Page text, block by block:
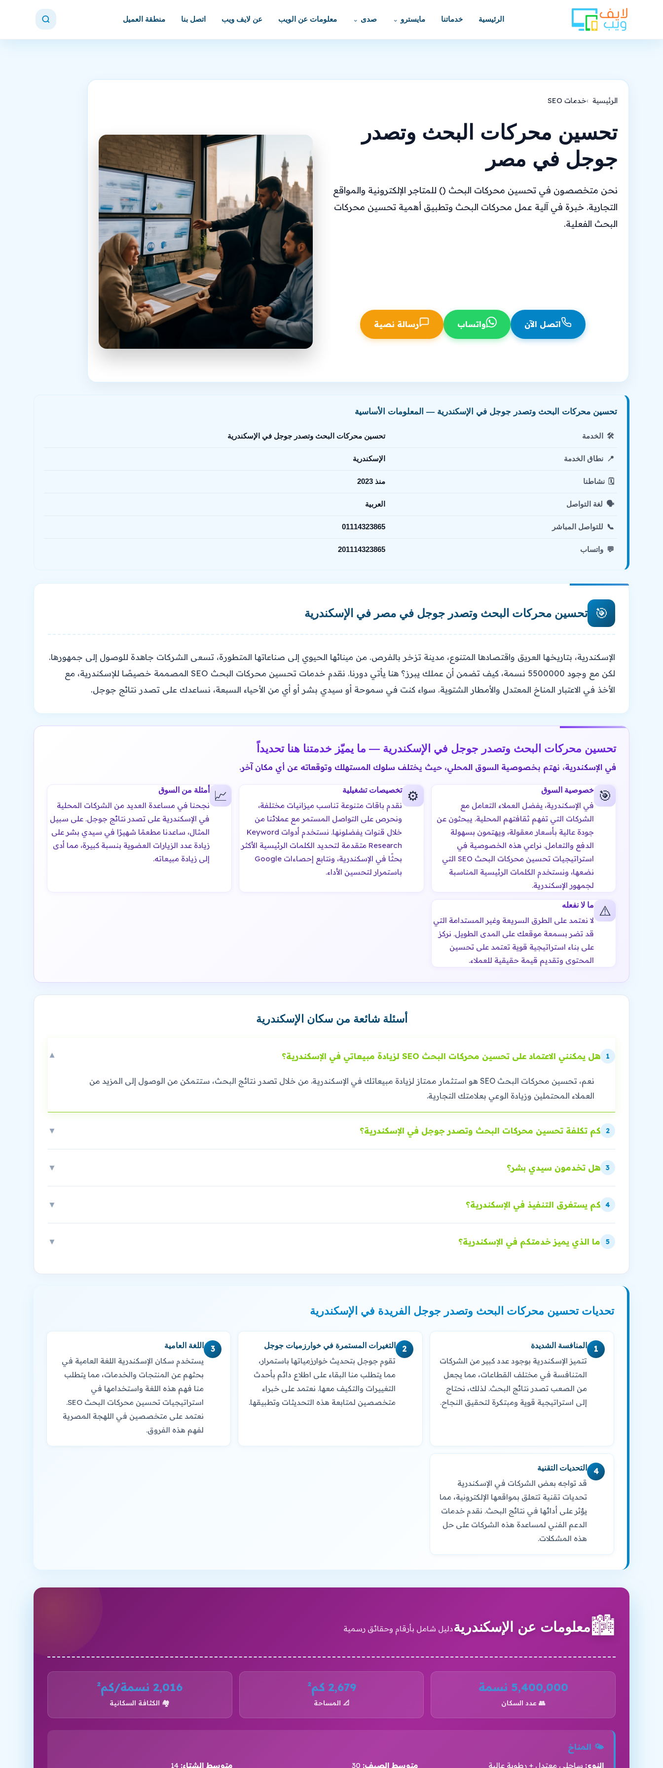
الرئيسية خدماتنا مايسترو صدى معلومات عن الويب عن لايف ويب اتصل بنا منطقة العميل
الرئيسية خدمات SEO
تحسين محركات البحث وتصدر
جوجل في مصر
نحن متخصصون في تحسين محركات البحث () للمتاجر الإلكترونية والمواقع
التجارية. خبرة في آلية عمل محركات البحث وتطبيق أهمية تحسين محركات
البحث الفعلية.
اتصل الآن واتساب رسالة نصية
تحسين محركات البحث وتصدر جوجل في الإسكندرية — المعلومات الأساسية
🛠️ الخدمة تحسين محركات البحث وتصدر جوجل في الإسكندرية
📍 نطاق الخدمة الإسكندرية
🗓️ نشاطنا منذ 2023
🗣️ لغة التواصل العربية
📞 للتواصل المباشر 01114323865
💬 واتساب 201114323865
🎯 تحسين محركات البحث وتصدر جوجل في مصر في الإسكندرية
الإسكندرية، بتاريخها العريق واقتصادها المتنوع، مدينة تزخر بالفرص. من مينائها الحيوي إلى صناعاتها المتطورة، تسعى الشركات جاهدة للوصول إلى جمهورها.
لكن مع وجود 5500000 نسمة، كيف تضمن أن عملك يبرز؟ هنا يأتي دورنا. نقدم خدمات تحسين محركات البحث SEO المصممة خصيصًا للإسكندرية، مع
الأخذ في الاعتبار المناخ المعتدل والأمطار الشتوية. سواء كنت في سموحة أو سيدي بشر أو أي من الأحياء السبعة، نساعدك على تصدر نتائج جوجل.
تحسين محركات البحث وتصدر جوجل في الإسكندرية — ما يميّز خدمتنا هنا تحديداً
في الإسكندرية، نهتم بخصوصية السوق المحلي، حيث يختلف سلوك المستهلك وتوقعاته عن أي مكان آخر.
🎯 خصوصية السوق
في الإسكندرية، يفضل العملاء التعامل مع
الشركات التي تفهم ثقافتهم المحلية. يبحثون عن
جودة عالية بأسعار معقولة، ويهتمون بسهولة
الدفع والتعامل. نراعي هذه الخصوصية في
استراتيجيات تحسين محركات البحث SEO التي
نضعها، ونستخدم الكلمات الرئيسية المناسبة
لجمهور الإسكندرية.
⚙️ تخصيصات تشغيلية
نقدم باقات متنوعة تناسب ميزانيات مختلفة،
ونحرص على التواصل المستمر مع عملائنا من
خلال قنوات يفضلونها. نستخدم أدوات Keyword
Research متقدمة لتحديد الكلمات الرئيسية الأكثر
بحثًا في الإسكندرية، ونتابع إحصاءات Google
باستمرار لتحسين الأداء.
📈 أمثلة من السوق
نجحنا في مساعدة العديد من الشركات المحلية
في الإسكندرية على تصدر نتائج جوجل. على سبيل
المثال، ساعدنا مطعمًا شهيرًا في سيدي بشر على
زيادة عدد الزيارات العضوية بنسبة كبيرة، مما أدى
إلى زيادة مبيعاته.
⚠️ ما لا نفعله
لا نعتمد على الطرق السريعة وغير المستدامة التي
قد تضر بسمعة موقعك على المدى الطويل. نركز
على بناء استراتيجية قوية تعتمد على تحسين
المحتوى وتقديم قيمة حقيقية للعملاء.
أسئلة شائعة من سكان الإسكندرية
1 هل يمكنني الاعتماد على تحسين محركات البحث SEO لزيادة مبيعاتي في الإسكندرية؟ ▼
نعم، تحسين محركات البحث SEO هو استثمار ممتاز لزيادة مبيعاتك في الإسكندرية. من خلال تصدر نتائج البحث، ستتمكن من الوصول إلى المزيد من
العملاء المحتملين وزيادة الوعي بعلامتك التجارية.
2 كم تكلفة تحسين محركات البحث وتصدر جوجل في الإسكندرية؟ ▼
3 هل تخدمون سيدي بشر؟ ▼
4 كم يستغرق التنفيذ في الإسكندرية؟ ▼
5 ما الذي يميز خدمتكم في الإسكندرية؟ ▼
تحديات تحسين محركات البحث وتصدر جوجل الفريدة في الإسكندرية
1 المنافسة الشديدة
تتميز الإسكندرية بوجود عدد كبير من الشركات
المتنافسة في مختلف القطاعات، مما يجعل
من الصعب تصدر نتائج البحث. لذلك، نحتاج
إلى استراتيجية قوية ومبتكرة لتحقيق النجاح.
2 التغيرات المستمرة في خوارزميات جوجل
تقوم جوجل بتحديث خوارزمياتها باستمرار،
مما يتطلب منا البقاء على اطلاع دائم بأحدث
التغييرات والتكيف معها. نعتمد على خبراء
متخصصين لمتابعة هذه التحديثات وتطبيقها.
3 اللغة العامية
يستخدم سكان الإسكندرية اللغة العامية في
بحثهم عن المنتجات والخدمات، مما يتطلب
منا فهم هذه اللغة واستخدامها في
استراتيجيات تحسين محركات البحث SEO.
نعتمد على متخصصين في اللهجة المصرية
لفهم هذه الفروق.
4 التحديات التقنية
قد تواجه بعض الشركات في الإسكندرية
تحديات تقنية تتعلق بمواقعها الإلكترونية، مما
يؤثر على أدائها في نتائج البحث. نقدم خدمات
الدعم الفني لمساعدة هذه الشركات على حل
هذه المشكلات.
🏙️معلومات عن الإسكندريةدليل شامل بأرقام وحقائق رسمية
5,400,000 نسمة
👥 عدد السكان
2,679 كم²
📐 المساحة
2,016 نسمة/كم²
🏘️ الكثافة السكانية
🌤️ المناخ
النوع: ساحلي معتدل + رطوبة عالية متوسط الصيف: متوسط الشتاء: 14